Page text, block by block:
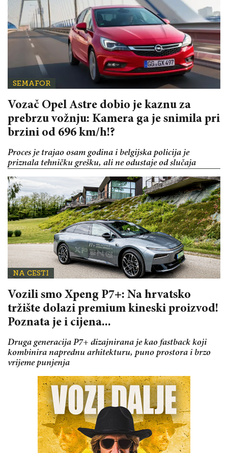
SEMAFOR
Vozač Opel Astre dobio je kaznu za
prebrzu vožnju: Kamera ga je snimila pri
brzini od 696 km/h!?
Proces je trajao osam godina i belgijska policija je
priznala tehničku grešku, ali ne odustaje od slučaja
NA CESTI
Vozili smo Xpeng P7+: Na hrvatsko
tržište dolazi premium kineski proizvod!
Poznata je i cijena...
Druga generacija P7+ dizajnirana je kao fastback koji
kombinira naprednu arhitekturu, puno prostora i brzo
vrijeme punjenja